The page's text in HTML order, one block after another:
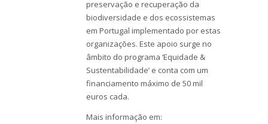
preservação e recuperação da
biodiversidade e dos ecossistemas
em Portugal implementado por estas
organizações. Este apoio surge no
âmbito do programa ‘Equidade &
Sustentabilidade’ e conta com um
financiamento máximo de 50 mil
euros cada.
Mais informação em: